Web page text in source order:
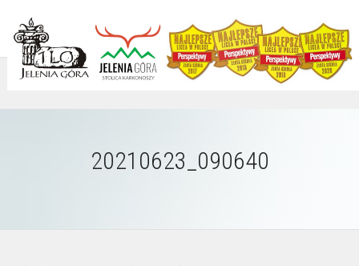
20210623_090640